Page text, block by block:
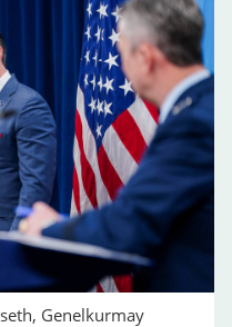
Genelkurmay